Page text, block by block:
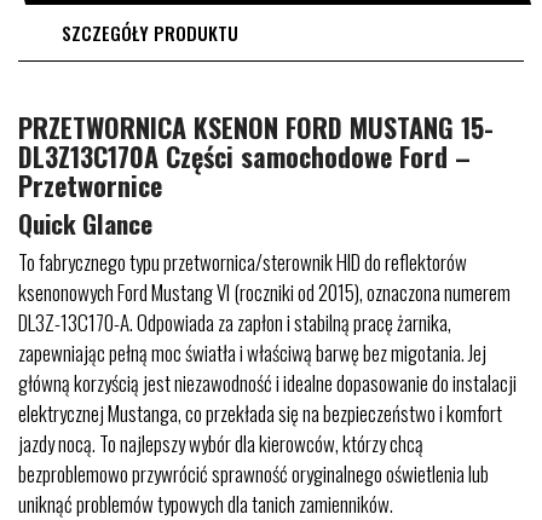
SZCZEGÓŁY PRODUKTU
PRZETWORNICA KSENON FORD MUSTANG 15-
DL3Z13C170A Części samochodowe Ford –
Przetwornice
Quick Glance
To fabrycznego typu przetwornica/sterownik HID do reflektorów
ksenonowych Ford Mustang VI (roczniki od 2015), oznaczona numerem
DL3Z-13C170-A. Odpowiada za zapłon i stabilną pracę żarnika,
zapewniając pełną moc światła i właściwą barwę bez migotania. Jej
główną korzyścią jest niezawodność i idealne dopasowanie do instalacji
elektrycznej Mustanga, co przekłada się na bezpieczeństwo i komfort
jazdy nocą. To najlepszy wybór dla kierowców, którzy chcą
bezproblemowo przywrócić sprawność oryginalnego oświetlenia lub
uniknąć problemów typowych dla tanich zamienników.